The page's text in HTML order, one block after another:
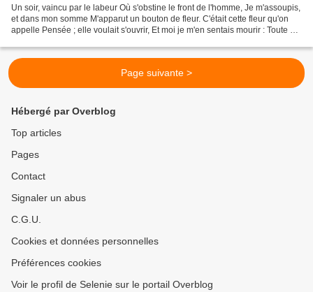
Un soir, vaincu par le labeur Où s'obstine le front de l'homme, Je m'assoupis,
et dans mon somme M'apparut un bouton de fleur. C'était cette fleur qu'on
appelle Pensée ; elle voulait s'ouvrir, Et moi je m'en sentais mourir : Toute ma
Page suivante >
Hébergé par Overblog
Top articles
Pages
Contact
Signaler un abus
C.G.U.
Cookies et données personnelles
Préférences cookies
Voir le profil de Selenie sur le portail Overblog